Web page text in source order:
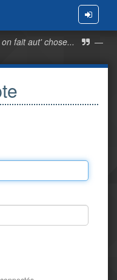
Menu
fait aut' chose...
—